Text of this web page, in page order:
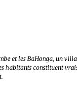
et les BaHonga, un
habitants constituent